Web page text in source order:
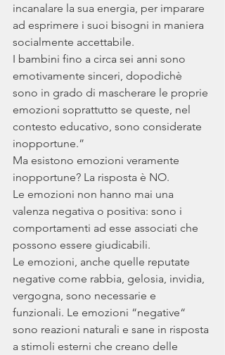
incanalare la sua energia, per imparare
ad esprimere i suoi bisogni in maniera
socialmente accettabile.
I bambini fino a circa sei anni sono
emotivamente sinceri, dopodichè
sono in grado di mascherare le proprie
emozioni soprattutto se queste, nel
contesto educativo, sono considerate
inopportune.”
Ma esistono emozioni veramente
inopportune? La risposta è NO.
Le emozioni non hanno mai una
valenza negativa o positiva: sono i
comportamenti ad esse associati che
possono essere giudicabili.
Le emozioni, anche quelle reputate
negative come rabbia, gelosia, invidia,
vergogna, sono necessarie e
funzionali. Le emozioni “negative“
sono reazioni naturali e sane in risposta
a stimoli esterni che creano delle